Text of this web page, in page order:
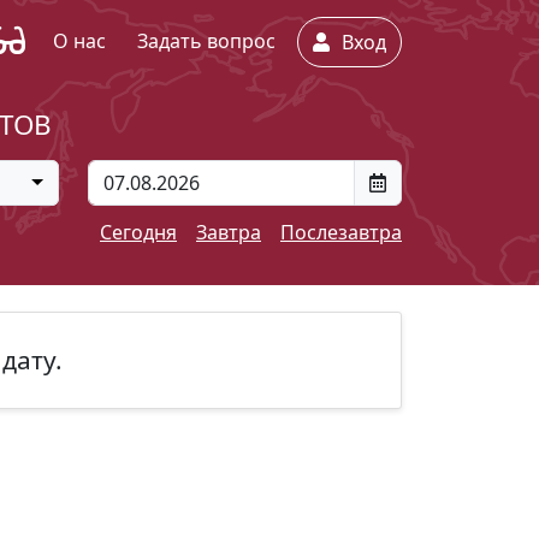
О нас Задать вопрос Вход
Сегодня Завтра Послезавтра